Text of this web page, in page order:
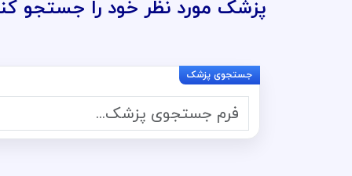
پزشک مورد نظر خود را جستجو